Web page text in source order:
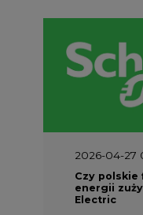
2026-04-27
Czy
energii
Electric